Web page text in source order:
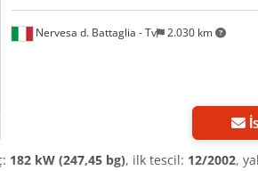
Nervesa d. Battaglia - Tv 2.030 km
182 kW (247,45 bg), ilk tescil: 12/2002,